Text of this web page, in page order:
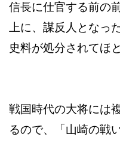
信長に仕官する前の
上に、謀反人となっ
史料が処分されてほ
戦国時代の大将には
るので、「山崎の戦